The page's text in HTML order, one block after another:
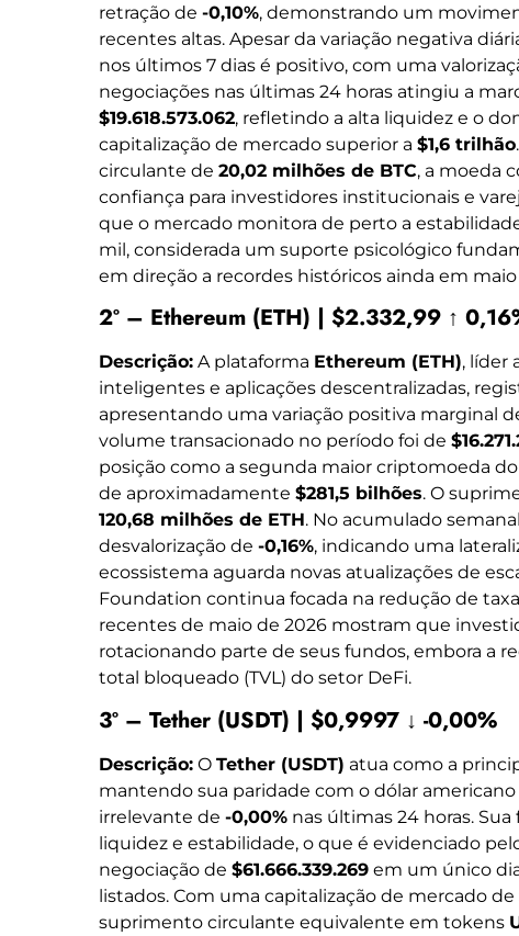
retração de -0,10%, demonstrando um
recentes altas. Apesar da variação negativa
nos últimos 7 dias é positivo, com uma
negociações nas últimas 24 horas atingiu a
$19.618.573.062, refletindo a alta liquidez e o
capitalização de mercado superior a $1,6 trilhão
circulante de 20,02 milhões de BTC, a moeda
confiança para investidores institucionais e
que o mercado monitora de perto a
mil, considerada um suporte psicológico
em direção a recordes históricos ainda em maio
2º – Ethereum (ETH) | $2.332,99 ↑
Descrição: A plataforma Ethereum (ETH), líder
inteligentes e aplicações descentralizadas,
apresentando uma variação positiva marginal
volume transacionado no período foi de
posição como a segunda maior criptomoeda
de aproximadamente $281,5 bilhões. O
120,68 milhões de ETH. No acumulado
desvalorização de -0,16%, indicando uma
ecossistema aguarda novas atualizações de
Foundation continua focada na redução de
recentes de maio de 2026 mostram que
rotacionando parte de seus fundos, embora a
total bloqueado (TVL) do setor DeFi.
3º – Tether (USDT) | $0,9997 ↓ -0,00%
Descrição: O Tether (USDT) atua como a
mantendo sua paridade com o dólar
irrelevante de -0,00% nas últimas 24 horas.
liquidez e estabilidade, o que é evidenciado
negociação de $61.666.339.269 em um único
listados. Com uma capitalização de mercado de
suprimento circulante equivalente em tokens